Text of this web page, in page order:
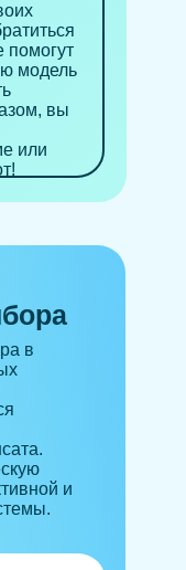
помогут
модель
вы
или
в
и